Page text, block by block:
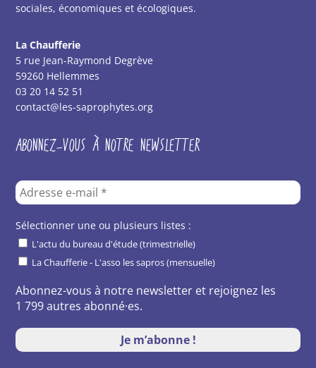
sociales, économiques et écologiques.
La Chaufferie
5 rue Jean-Raymond Degrève
59260 Hellemmes
03 20 14 52 51
contact@les-saprophytes.org
ABONNEZ-VOUS À NOTRE NEWSLETTER
Sélectionner une ou plusieurs listes :
L'actu du bureau d'étude (trimestrielle)
La Chaufferie - L'asso les sapros (mensuelle)
Abonnez-vous à notre newsletter et rejoignez les
1 799 autres abonné·es.